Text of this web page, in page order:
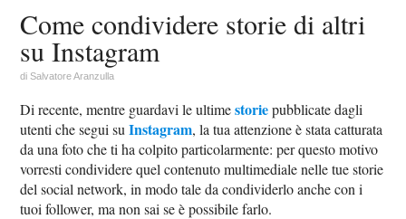
Come condividere storie di altri
su Instagram
diSalvatore Aranzulla
Di recente, mentre guardavi le ultimestoriepubblicate dagli
utenti che segui suInstagram, la tua attenzione è stata catturata
da una foto che ti ha colpito particolarmente: per questo motivo
vorresti condividere quel contenuto multimediale nelle tue storie
del social network, in modo tale da condividerlo anche con i
tuoi follower, ma non sai se è possibile farlo.